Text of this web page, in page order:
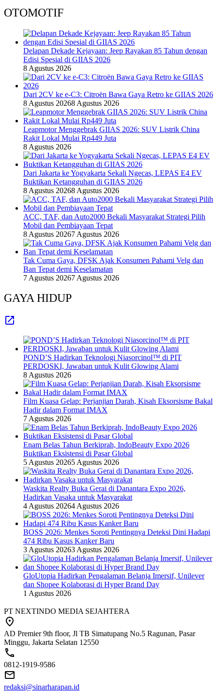
OTOMOTIF
Delapan Dekade Kejayaan: Jeep Rayakan 85 Tahun dengan
Edisi Spesial di GIIAS 2026
8 Agustus 2026
Dari 2CV ke e-C3: Citroën Bawa Gaya Retro ke GIIAS 2026
8 Agustus 20268 Agustus 2026
Leapmotor Menggebrak GIIAS 2026: SUV Listrik China
Rakit Lokal Mulai Rp449 Juta
8 Agustus 2026
Dari Jakarta ke Yogyakarta Sekali Ngecas, LEPAS E4 EV
Buktikan Ketangguhan di GIIAS 2026
8 Agustus 20268 Agustus 2026
ACC, TAF, dan Auto2000 Bekali Masyarakat Strategi Pilih
Mobil dan Pembiayaan Tepat
8 Agustus 20267 Agustus 2026
Tak Cuma Gaya, DFSK Ajak Konsumen Pahami Velg dan
Ban Tepat demi Keselamatan
7 Agustus 20267 Agustus 2026
GAYA HIDUP
POND’S Hadirkan Teknologi Niasorcinol™ di PIT
PERDOSKI, Jawaban untuk Kulit Glowing Alami
8 Agustus 2026
Film Kuasa Gelap: Perjanjian Darah, Kisah Eksorsisme Bakal
Hadir dalam Format IMAX
7 Agustus 2026
Enam Belas Tahun Berkiprah, IndoBeauty Expo 2026
Buktikan Eksistensi di Pasar Global
5 Agustus 20265 Agustus 2026
Waskita Realty Buka Gerai di Danantara Expo 2026,
Hadirkan Vasaka untuk Masyarakat
4 Agustus 20264 Agustus 2026
BOSS 2026: Menkes Soroti Pentingnya Deteksi Dini Hadapi
474 Ribu Kasus Kanker Baru
3 Agustus 20263 Agustus 2026
GloUtopia Hadirkan Pengalaman Belanja Imersif, Unilever
dan Shopee Kolaborasi di Hyper Brand Day
1 Agustus 2026
PT NEXTINDO MEDIA SEJAHTERA
AD Premier 9th floor, Jl TB Simatupang No.5 Ragunan, Pasar
Minggu, Jakarta Selatan 12550
0812-1919-9586
redaksi@sinarharapan.id